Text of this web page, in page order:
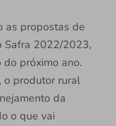
as propostas de
Safra 2022/2023,
próximo ano.
o produtor rural
da
o que vai